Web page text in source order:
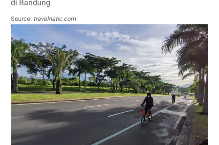
Source: travelnatic.com